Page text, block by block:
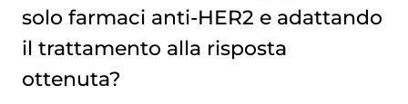
solo farmaci anti-HER2 e adattando
il trattamento alla risposta
ottenuta?